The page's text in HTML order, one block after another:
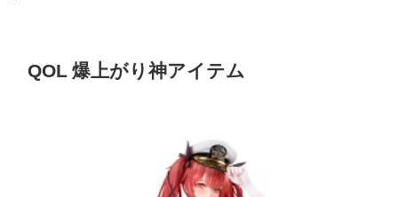
QOL 爆上がり神アイテム